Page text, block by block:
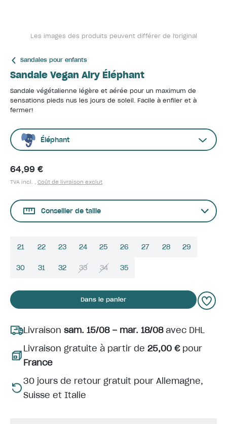
Les images des produits peuvent différer de l'original
Sandales pour enfants
Sandale Vegan Airy Éléphant
Sandale végétalienne légère et aérée pour un maximum de
sensations pieds nus les jours de soleil. Facile à enfiler et à
fermer!
Éléphant
64,99 €
TVA incl. , Coût de livraison exclut
Conseiller de taille
21 22 23 24 25 26 27 28 29
30 31 32 33 34 35
Dans le panier
Livraison sam. 15/08 – mar. 18/08avec DHL
Livraison gratuite à partir de 25,00 €pour
France
30 jours de retour gratuit pour Allemagne,
Suisse et Italie